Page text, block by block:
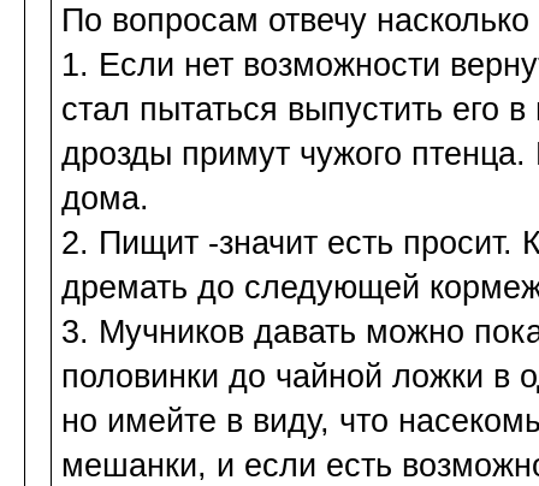
По вопросам отвечу
1. Если нет возможности
стал пытаться выпустить его
дрозды примут чужого
дома.
2. Пищит -значит есть
дремать до следующей
3. Мучников давать можно
половинки до чайной ложки
но имейте в виду, что
мешанки, и если есть